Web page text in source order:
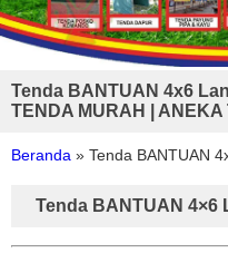
Tenda BANTUAN 4x6
TENDA MURAH | ANEKA
Beranda » Tenda BANTUAN
Tenda BANTUAN 4×6